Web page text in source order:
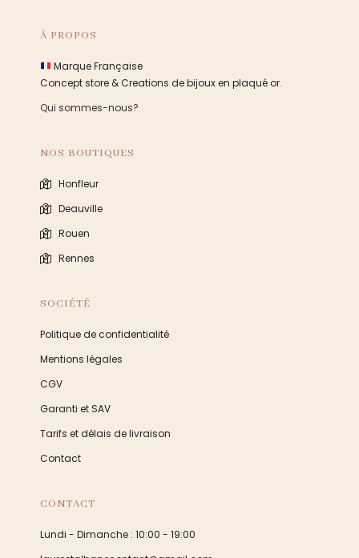
À PROPOS
Marque Française
Concept store & Creations de bijoux en plaqué or.
Qui sommes-nous?
NOS BOUTIQUES
Honfleur
Deauville
Rouen
Rennes
SOCIÉTÉ
Politique de confidentialité
Mentions légales
CGV
Garanti et SAV
Tarifs et délais de livraison
Contact
CONTACT
Lundi - Dimanche : 10:00 - 19:00